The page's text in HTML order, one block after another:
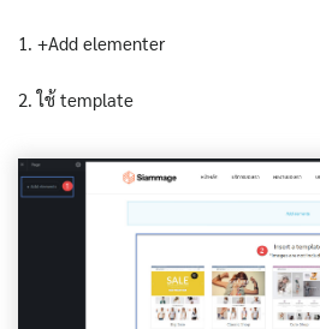
1. +Add elementer
2. ใช้ template